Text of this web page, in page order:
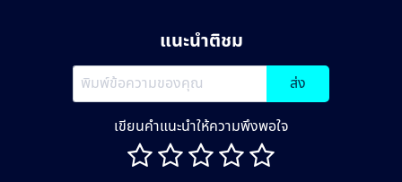
แนะนำติชม
ส่ง
เขียนคำแนะนำให้ความพึงพอใจ